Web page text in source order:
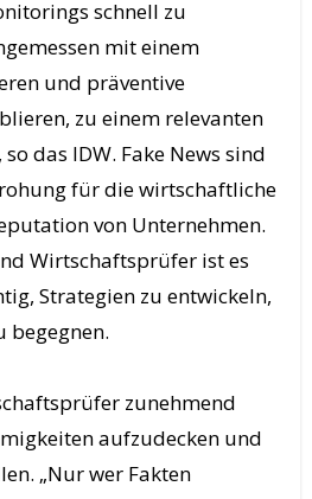
schnell zu
mit einem
und präventive
zu einem relevanten
das IDW. Fake News sind
für die wirtschaftliche
von Unternehmen.
Wirtschaftsprüfer ist es
Strategien zu entwickeln,
begegnen.
zunehmend
aufzudecken und
„Nur wer Fakten